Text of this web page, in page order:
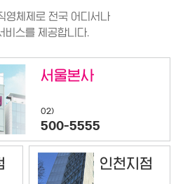
영체제로 전국 어디서나
비스를 제공합니다.
서울본사
02)
500-5555
인천지점